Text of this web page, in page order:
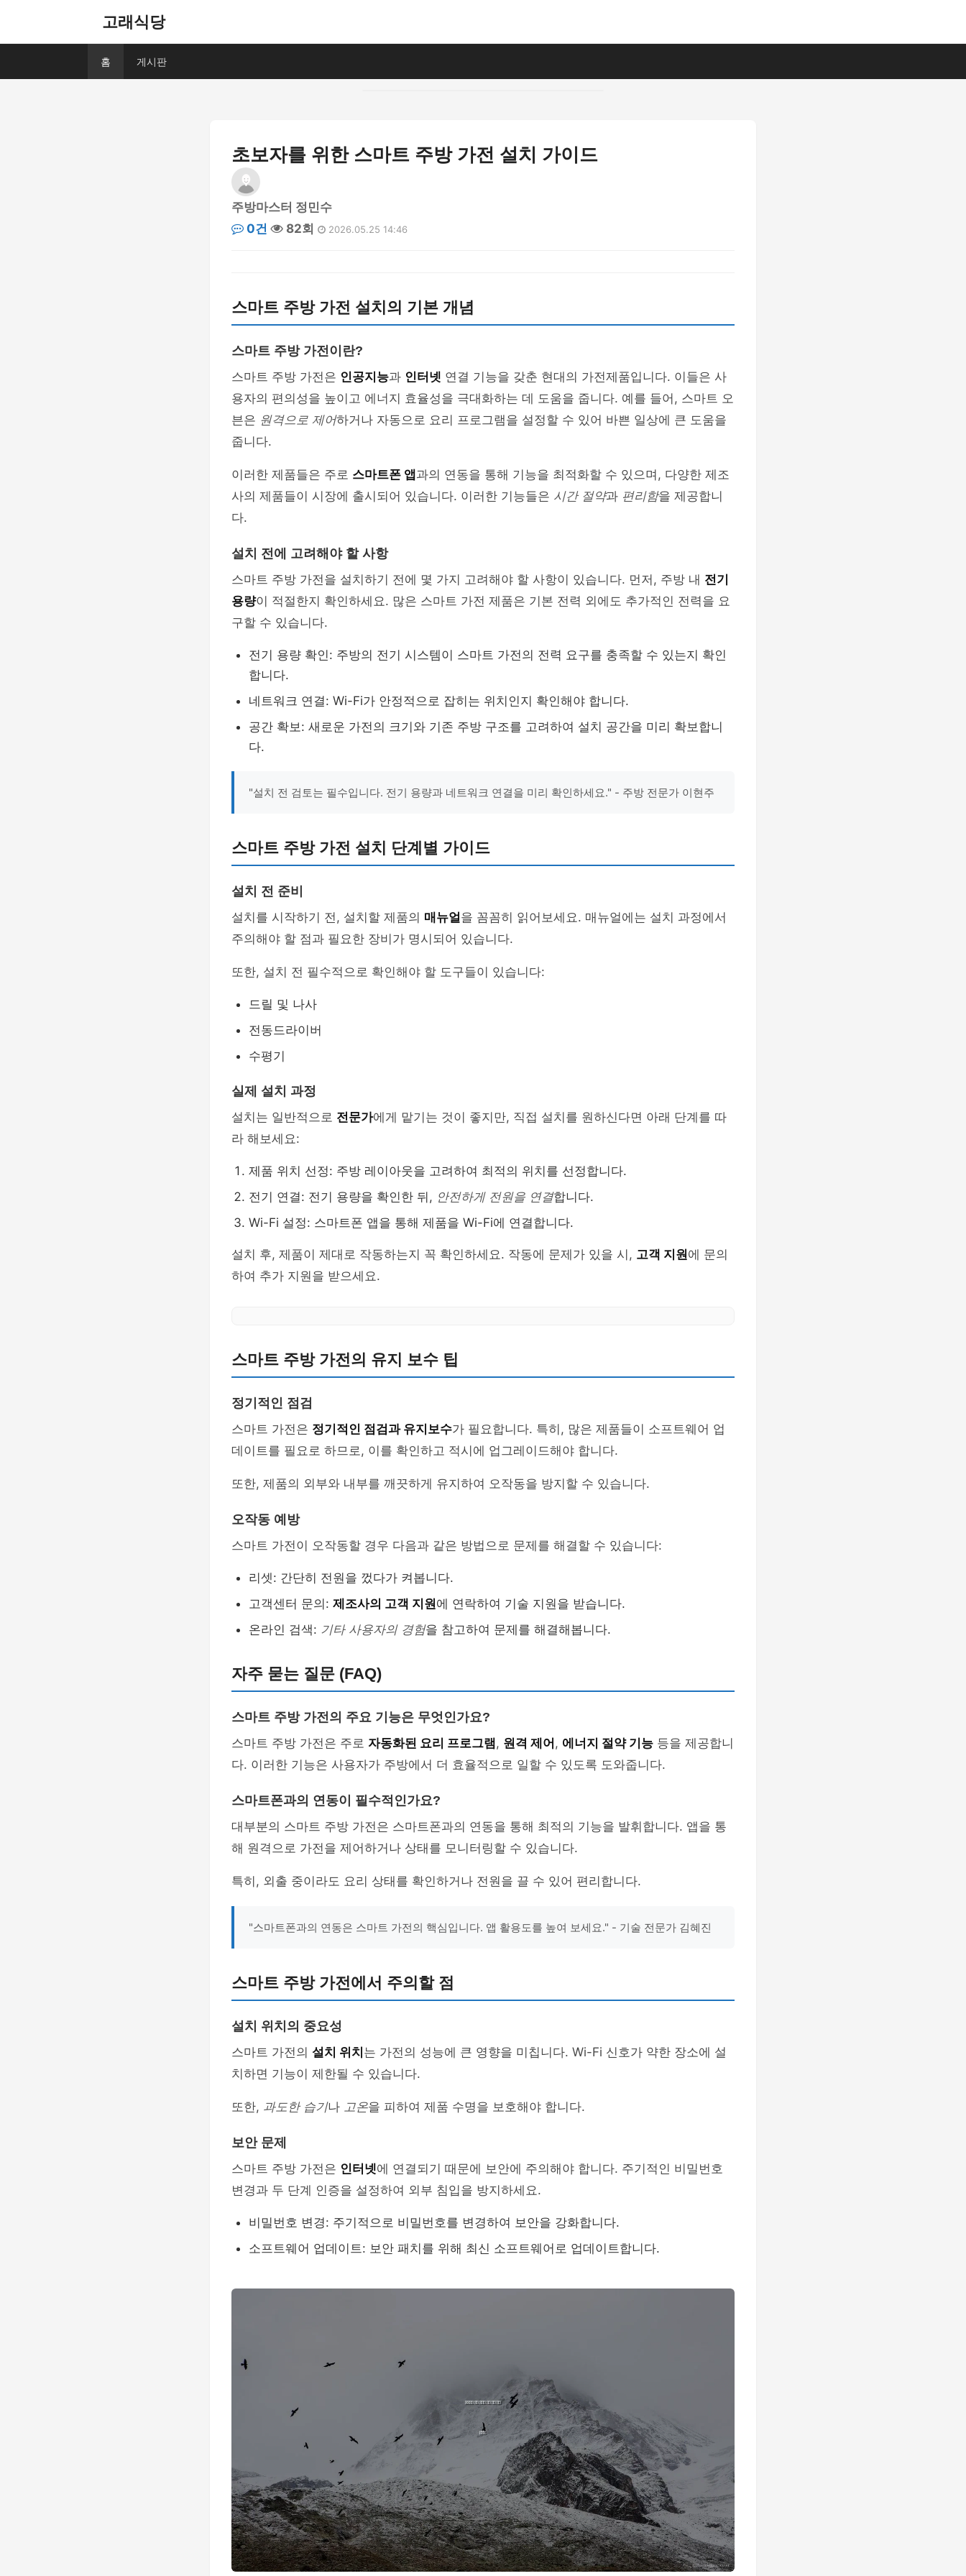
고래식당
홈 게시판
초보자를 위한 스마트 주방 가전 설치 가이드
주방마스터 정민수
0건
82회 2026.05.25 14:46
스마트 주방 가전 설치의 기본 개념
스마트 주방 가전이란?
스마트 주방 가전은 인공지능과 인터넷 연결 기능을 갖춘 현대의 가전제품입니다. 이들은 사
용자의 편의성을 높이고 에너지 효율성을 극대화하는 데 도움을 줍니다. 예를 들어, 스마트 오
븐은 원격으로 제어하거나 자동으로 요리 프로그램을 설정할 수 있어 바쁜 일상에 큰 도움을
줍니다.
이러한 제품들은 주로 스마트폰 앱 과의 연동을 통해 기능을 최적화할 수 있으며, 다양한 제조
사의 제품들이 시장에 출시되어 있습니다. 이러한 기능들은 시간 절약과 편리함을 제공합니
다.
설치 전에 고려해야 할 사항
스마트 주방 가전을 설치하기 전에 몇 가지 고려해야 할 사항이 있습니다. 먼저, 주방 내 전기
용량이 적절한지 확인하세요. 많은 스마트 가전 제품은 기본 전력 외에도 추가적인 전력을 요
구할 수 있습니다.
전기 용량 확인: 주방의 전기 시스템이 스마트 가전의 전력 요구를 충족할 수 있는지 확인
합니다.
네트워크 연결: Wi-Fi가 안정적으로 잡히는 위치인지 확인해야 합니다.
공간 확보: 새로운 가전의 크기와 기존 주방 구조를 고려하여 설치 공간을 미리 확보합니
다.
"설치 전 검토는 필수입니다. 전기 용량과 네트워크 연결을 미리 확인하세요." - 주방 전문가 이현주
스마트 주방 가전 설치 단계별 가이드
설치 전 준비
설치를 시작하기 전, 설치할 제품의 매뉴얼을 꼼꼼히 읽어보세요. 매뉴얼에는 설치 과정에서
주의해야 할 점과 필요한 장비가 명시되어 있습니다.
또한, 설치 전 필수적으로 확인해야 할 도구들이 있습니다:
드릴 및 나사
전동드라이버
수평기
실제 설치 과정
설치는 일반적으로 전문가에게 맡기는 것이 좋지만, 직접 설치를 원하신다면 아래 단계를 따
라 해보세요:
제품 위치 선정: 주방 레이아웃을 고려하여 최적의 위치를 선정합니다.
전기 연결: 전기 용량을 확인한 뒤, 안전하게 전원을 연결합니다.
Wi-Fi 설정: 스마트폰 앱을 통해 제품을 Wi-Fi에 연결합니다.
설치 후, 제품이 제대로 작동하는지 꼭 확인하세요. 작동에 문제가 있을 시, 고객 지원에 문의
하여 추가 지원을 받으세요.
스마트 주방 가전의 유지 보수 팁
정기적인 점검
스마트 가전은 정기적인 점검과 유지보수가 필요합니다. 특히, 많은 제품들이 소프트웨어 업
데이트를 필요로 하므로, 이를 확인하고 적시에 업그레이드해야 합니다.
또한, 제품의 외부와 내부를 깨끗하게 유지하여 오작동을 방지할 수 있습니다.
오작동 예방
스마트 가전이 오작동할 경우 다음과 같은 방법으로 문제를 해결할 수 있습니다:
리셋: 간단히 전원을 껐다가 켜봅니다.
고객센터 문의: 제조사의 고객 지원에 연락하여 기술 지원을 받습니다.
온라인 검색: 기타 사용자의 경험을 참고하여 문제를 해결해봅니다.
자주 묻는 질문 (FAQ)
스마트 주방 가전의 주요 기능은 무엇인가요?
스마트 주방 가전은 주로 자동화된 요리 프로그램, 원격 제어 , 에너지 절약 기능 등을 제공합니
다. 이러한 기능은 사용자가 주방에서 더 효율적으로 일할 수 있도록 도와줍니다.
스마트폰과의 연동이 필수적인가요?
대부분의 스마트 주방 가전은 스마트폰과의 연동을 통해 최적의 기능을 발휘합니다. 앱을 통
해 원격으로 가전을 제어하거나 상태를 모니터링할 수 있습니다.
특히, 외출 중이라도 요리 상태를 확인하거나 전원을 끌 수 있어 편리합니다.
"스마트폰과의 연동은 스마트 가전의 핵심입니다. 앱 활용도를 높여 보세요." - 기술 전문가 김혜진
스마트 주방 가전에서 주의할 점
설치 위치의 중요성
스마트 가전의 설치 위치 는 가전의 성능에 큰 영향을 미칩니다. Wi-Fi 신호가 약한 장소에 설
치하면 기능이 제한될 수 있습니다.
또한, 과도한 습기나 고온을 피하여 제품 수명을 보호해야 합니다.
보안 문제
스마트 주방 가전은 인터넷에 연결되기 때문에 보안에 주의해야 합니다. 주기적인 비밀번호
변경과 두 단계 인증을 설정하여 외부 침입을 방지하세요.
비밀번호 변경: 주기적으로 비밀번호를 변경하여 보안을 강화합니다.
소프트웨어 업데이트: 보안 패치를 위해 최신 소프트웨어로 업데이트합니다.